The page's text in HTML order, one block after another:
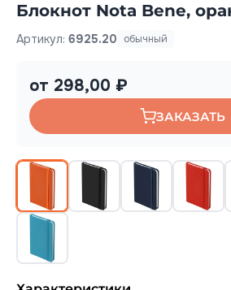
Блокнот Nota Bene,
Артикул: 6925.20 обычный
от 298,00 ₽
ЗАКАЗАТЬ